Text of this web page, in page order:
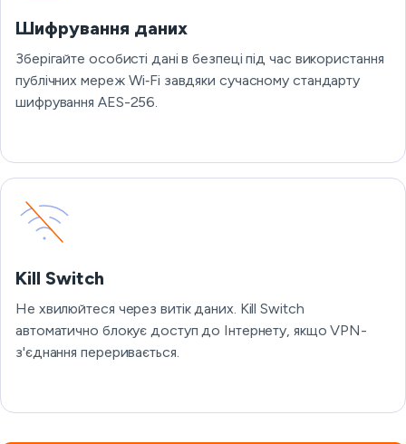
Шифрування даних
Зберігайте особисті дані в безпеці під час використання
публічних мереж Wi‑Fi завдяки сучасному стандарту
шифрування AES-256.
Kill Switch
Не хвилюйтеся через витік даних. Kill Switch
автоматично блокує доступ до Інтернету, якщо VPN-
з'єднання переривається.